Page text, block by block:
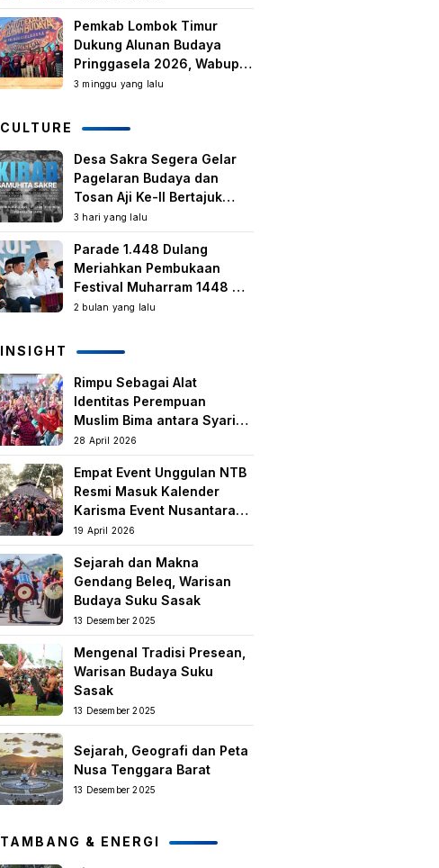
Pemkab Lombok Timur
Dukung Alunan Budaya
Pringgasela 2026, Wabup:
Kegiatan Berbasis
3 minggu yang lalu
CULTURE
Desa Sakra Segera Gelar
Pagelaran Budaya dan
Tosan Aji Ke-II Bertajuk
Samuhita Sakre
3 hari yang lalu
Parade 1.448 Dulang
Meriahkan Pembukaan
Festival Muharram 1448 H
di Lombok Timur
2 bulan yang lalu
INSIGHT
Rimpu Sebagai Alat
Identitas Perempuan
Muslim Bima antara Syariat,
Tradisi lokal, dan
Manifestasi Nilai-nilai
keislaman
28 April 2026
Empat Event Unggulan NTB
Resmi Masuk Kalender
Karisma Event Nusantara
(KEN) 2026
19 April 2026
Sejarah dan Makna
Gendang Beleq, Warisan
Budaya Suku Sasak
13 Desember 2025
Mengenal Tradisi Presean,
Warisan Budaya Suku
Sasak
13 Desember 2025
Sejarah, Geografi dan Peta
Nusa Tenggara Barat
13 Desember 2025
TAMBANG & ENERGI